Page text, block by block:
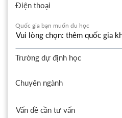
Điện thoại
Quốc gia bạn muốn du học
Trường dự định học
Chuyên ngành